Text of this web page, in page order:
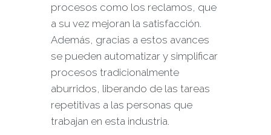
procesos como los reclamos, que
a su vez mejoran la satisfacción.
Además, gracias a estos avances
se pueden automatizar y simplificar
procesos tradicionalmente
aburridos, liberando de las tareas
repetitivas a las personas que
trabajan en esta industria.